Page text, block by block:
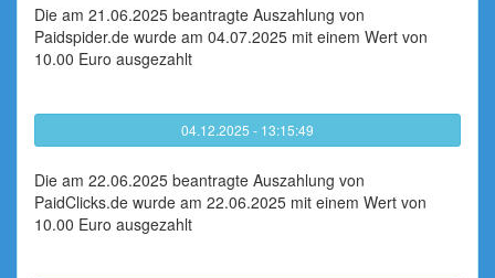
Die am 21.06.2025 beantragte Auszahlung von
Paidspider.de wurde am 04.07.2025 mit einem Wert von
10.00 Euro ausgezahlt
04.12.2025 - 13:15:49
Die am 22.06.2025 beantragte Auszahlung von
PaidClicks.de wurde am 22.06.2025 mit einem Wert von
10.00 Euro ausgezahlt